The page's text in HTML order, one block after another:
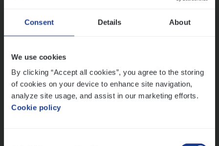
Consent Details About
We use cookies
By clicking “Accept all cookies”, you agree to the storing
of cookies on your device to enhance site navigation,
analyze site usage, and assist in our marketing efforts.
Cookie policy
Ons sollicitatieproces